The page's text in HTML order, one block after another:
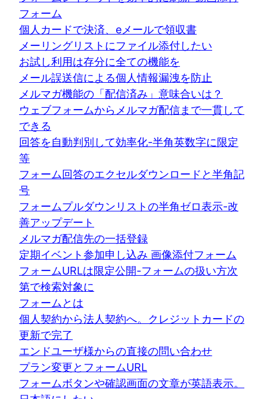
フォーム
個人カードで決済、eメールで領収書
メーリングリストにファイル添付したい
お試し利用は存分に全ての機能を
メール誤送信による個人情報漏洩を防止
メルマガ機能の「配信済み」意味合いは？
ウェブフォームからメルマガ配信まで一貫して
できる
回答を自動判別して効率化-半角英数字に限定
等
フォーム回答のエクセルダウンロードと半角記
号
フォームプルダウンリストの半角ゼロ表示-改
善アップデート
メルマガ配信先の一括登録
定期イベント参加申し込み 画像添付フォーム
フォームURLは限定公開-フォームの扱い方次
第で検索対象に
フォームとは
個人契約から法人契約へ。クレジットカードの
更新で完了
エンドユーザ様からの直接の問い合わせ
プラン変更とフォームURL
フォームボタンや確認画面の文章が英語表示。